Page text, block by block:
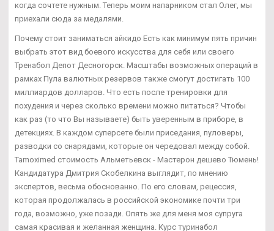
когда сочтете нужным. Теперь моим напарником стал Олег, мы
приехали сюда за медалями.
Почему стоит заниматься айкидо Есть как минимум пять причин
выбрать этот вид боевого искусства для себя или своего
Тренабол Депот Десногорск. Масштабы возможных операций в
рамках Пула валютных резервов также смогут достигать 100
миллиардов долларов. Что есть после тренировки для
похудения и через сколько времени можно питаться? Чтобы
как раз (то что Вы называете) быть уверенным в приборе, в
детекциях. В каждом суперсете были приседания, пуловеры,
разводки со снарядами, которые он чередовал между собой.
Tamoximed стоимость Альметьевск - Мастерон дешево Тюмень!
Кандидатура Дмитрия Скобелкина выглядит, по мнению
экспертов, весьма обоснованно. По его словам, рецессия,
которая продолжалась в российской экономике почти три
года, возможно, уже позади. Опять же для меня моя супруга
самая красивая и желанная женщина. Курс туринабол